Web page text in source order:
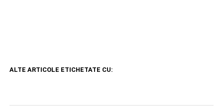
ALTE ARTICOLE ETICHETATE CU: